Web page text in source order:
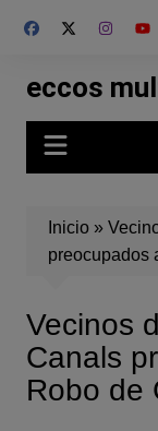
eccos
Inicio»
preocupados
Vecinos
Canals
Robo de